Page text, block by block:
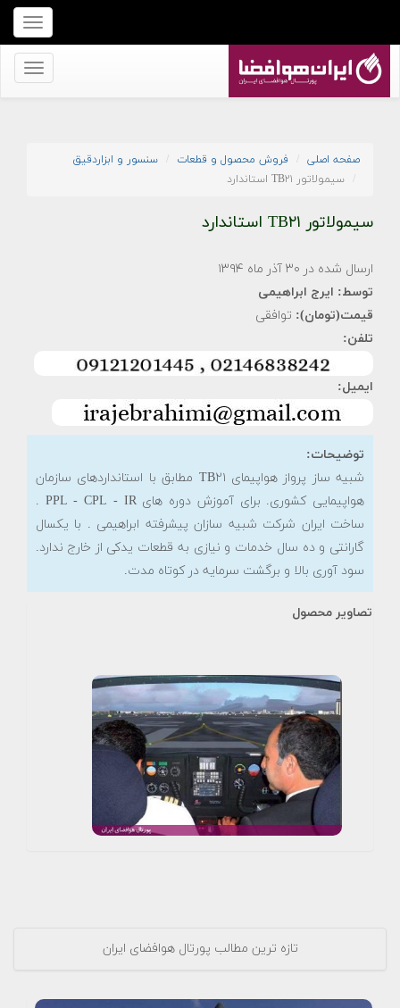
برای
نمایش
منو
برای
صفحه اصلی فروش محصول و قطعات
سنسور و ابزاردقیق
سیمولاتور TB۲۱ استاندارد
سیمولاتور TB۲۱ استاندارد
ارسال شده در ۳۰ آذر ماه ۱۳۹۴
توسط: ایرج ابراهیمی
قیمت(تومان): توافقی
تلفن:
ایمیل:
توضیحات:
شبیه ساز پرواز هواپیمای TB۲۱ مطابق با استانداردهای سازمان
هواپیمایی کشوری. برای آموزش دوره های PPL - CPL - IR .
ساخت ایران شرکت شبیه سازان پیشرفته ابراهیمی . با یکسال
گارانتی و ده سال خدمات و نیازی به قطعات یدکی از خارج ندارد.
سود آوری بالا و برگشت سرمایه در کوتاه مدت.
تصاویر محصول
تازه ترین مطالب پورتال هوافضای ایران